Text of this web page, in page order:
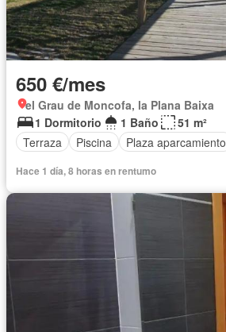
650 €/mes
el Grau de Moncofa, la Plana Baixa
1 Dormitorio
1 Baño
51 m²
Terraza
Piscina Plaza aparcamiento
Hace 1 día, 8 horas en rentumo